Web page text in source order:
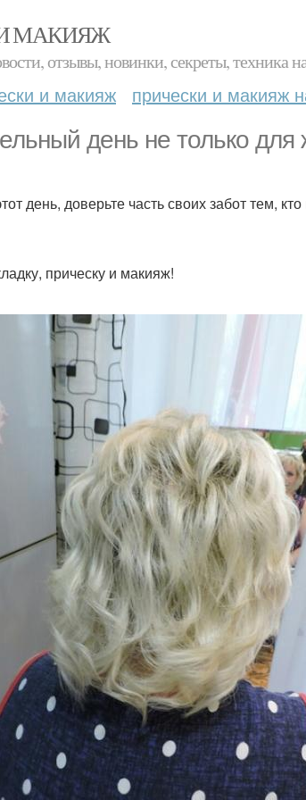
МАКИЯЖ
отзывы, новинки, секреты, техника
и макияж прически и макияж
день не только для
день, доверьте часть своих забот тем,
прическу и макияж!